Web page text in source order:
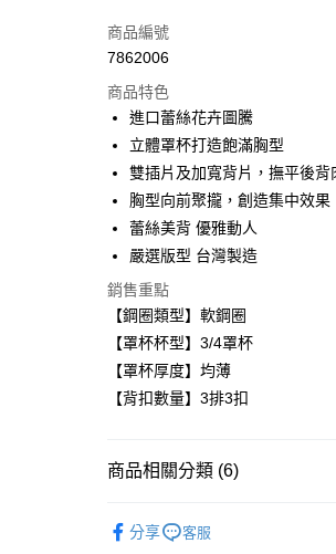
信用卡一次付款
LINE Pay
Apple Pay
悠遊付
全盈+PAY
相關說明
【關於「AFTEE先享後付」】
AFTEE先享後付是「在收到商品之後
便利好安心！
１．簡單：不需註冊會員、不需綁卡
２．便利：只要手機號碼，簡訊認證
【「AFTEE先享後付」結帳流程】
１．於結帳方式選擇「AFTEE先享後
２．訂單成立數日內，您將收到繳費
３．收到繳費通知簡訊後14天內，點
ATM付款
運送方式
每筆NT$80，滿NT$999(含以上)
付款後全家取貨
商品編號
7862006
商品特色
進口蕾絲花卉圖騰
立體罩杯打造飽滿胸型
雙插片及加寬背片，撫平後背
胸型向前聚攏，創造集中效果
蕾絲美背 優雅動人
嚴選版型 台灣製造
銷售重點
【鋼圈類型】軟鋼圈
【罩杯杯型】3/4罩杯
【罩杯厚度】均薄
【背扣數量】3排3扣
商品相關分類 (6)
分享 客服